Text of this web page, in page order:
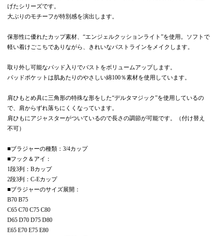
げたシリーズです。
大ぶりのモチーフが特別感を演出します。
保形性に優れたカップ素材、“エンジェルクッションライト”を使用。ソフトで
軽い着けごこちでありながら、きれいなバストラインをメイクします。
取り外し可能なパッド入りでバストをボリュームアップします。
パッドポケットは肌あたりのやさしい綿100％素材を使用しています。
肩ひもとめ具に三角形の特殊な形をした“デルタマジック”を使用しているの
で、肩からずれ落ちにくくなっています。
肩ひもにアジャスターがついているので長さの調節が可能です。（付け替え
不可）
■ブラジャーの種類：3/4カップ
■フック＆アイ：
1段3列：Bカップ
2段3列：C-Eカップ
■ブラジャーのサイズ展開：
B70 B75
C65 C70 C75 C80
D65 D70 D75 D80
E65 E70 E75 E80